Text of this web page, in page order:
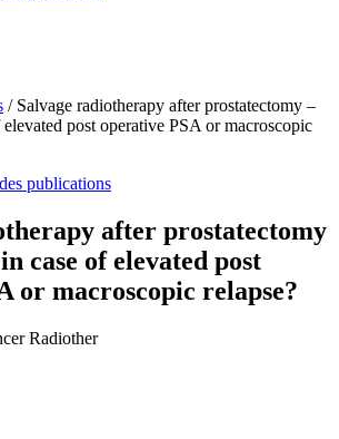
/ Salvage radiotherapy after prostatectomy –
post operative PSA or macroscopic
publications
after prostatectomy
case of elevated post
or macroscopic relapse?
Radiother